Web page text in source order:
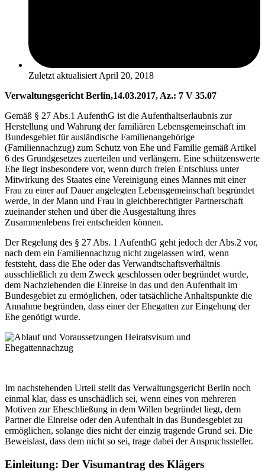
Zuletzt aktualisiert April 20, 2018
Verwaltungsgericht Berlin,14.03.2017, Az.: 7 V 35.07
Gemäß § 27 Abs.1 AufenthG ist die Aufenthaltserlaubnis zur
Herstellung und Wahrung der familiären Lebensgemeinschaft im
Bundesgebiet für ausländische Familienangehörige
(Familiennachzug) zum Schutz von Ehe und Familie gemäß Artikel
6 des Grundgesetzes zuerteilen und verlängern. Eine schützenswerte
Ehe liegt insbesondere vor, wenn durch freien Entschluss unter
Mitwirkung des Staates eine Vereinigung eines Mannes mit einer
Frau zu einer auf Dauer angelegten Lebensgemeinschaft begründet
werde, in der Mann und Frau in gleichberechtigter Partnerschaft
zueinander stehen und über die Ausgestaltung ihres
Zusammenlebens frei entscheiden können.
Der Regelung des § 27 Abs. 1 AufenthG geht jedoch der Abs.2 vor,
nach dem ein Familiennachzug nicht zugelassen wird, wenn
feststeht, dass die Ehe oder das Verwandtschaftsverhältnis
ausschließlich zu dem Zweck geschlossen oder begründet wurde,
dem Nachziehenden die Einreise in das und den Aufenthalt im
Bundesgebiet zu ermöglichen, oder tatsächliche Anhaltspunkte die
Annahme begründen, dass einer der Ehegatten zur Eingehung der
Ehe genötigt wurde.
Im nachstehenden Urteil stellt das Verwaltungsgericht Berlin noch
einmal klar, dass es unschädlich sei, wenn eines von mehreren
Motiven zur Eheschließung in dem Willen begründet liegt, dem
Partner die Einreise oder den Aufenthalt in das Bundesgebiet zu
ermöglichen, solange dies nicht der einzig tragende Grund sei. Die
Beweislast, dass dem nicht so sei, trage dabei der Anspruchssteller.
Einleitung: Der Visumantrag des Klägers